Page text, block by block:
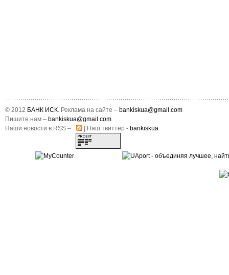
© 2012 БАНК ИСК. Реклама на сайте – bankiskua@gmail.com
Пишите нам – bankiskua@gmail.com
Наши новости в RSS –
| Наш твиттер - bankiskua